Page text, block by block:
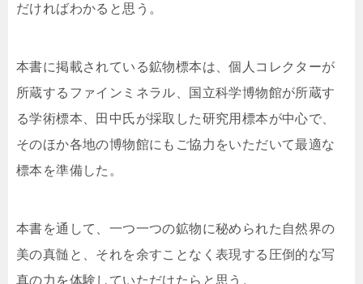
だければわかると思う。
本書に掲載されている鉱物標本は、個人コレクターが
所蔵するファインミネラル、国立科学博物館が所蔵す
る学術標本、田中氏が採取した研究用標本が中心で、
そのほか各地の博物館にもご協力をいただいて最適な
標本を準備した。
本書を通して、一つ一つの鉱物に秘められた自然界の
美の真髄と、それを余すことなく表現する圧倒的な写
真の力を体験していただけたらと思う。